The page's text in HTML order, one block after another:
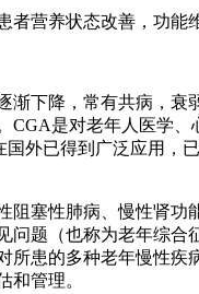
者营养状态改善，功能
渐下降，常有共病，
CGA是对老年人医学
外已得到广泛应用，
阻塞性肺病、慢性肾
问题（也称为老年综
所患的多种老年慢性
和管理。